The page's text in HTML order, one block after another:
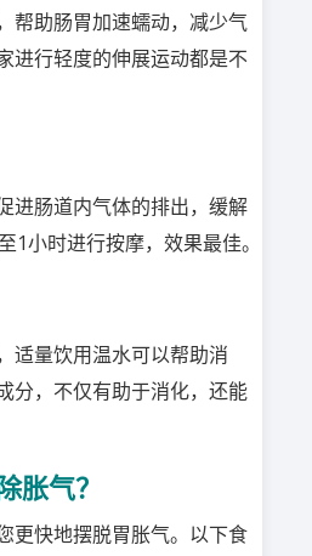
帮助肠胃加速蠕动，减少气
进行轻度的伸展运动都是不
进肠道内气体的排出，缓解
1小时进行按摩，效果最佳。
适量饮用温水可以帮助消
分，不仅有助于消化，还能
胀气？
更快地摆脱胃胀气。以下食